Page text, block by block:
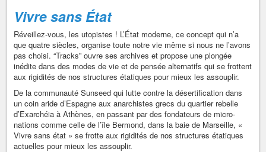
Vivre sans État
Réveillez-vous, les utopistes ! L’État moderne, ce concept qui n’a
que quatre siècles, organise toute notre vie même si nous ne l’avons
pas choisi. “Tracks” ouvre ses archives et propose une plongée
inédite dans des modes de vie et de pensée alternatifs qui se frottent
aux rigidités de nos structures étatiques pour mieux les assouplir.
De la communauté Sunseed qui lutte contre la désertification dans
un coin aride d’Espagne aux anarchistes grecs du quartier rebelle
d’Exarchéia à Athènes, en passant par des fondateurs de micro-
nations comme celle de l’île Bermond, dans la baie de Marseille, «
Vivre sans état » se frotte aux rigidités de nos structures étatiques
actuelles pour mieux les assouplir.